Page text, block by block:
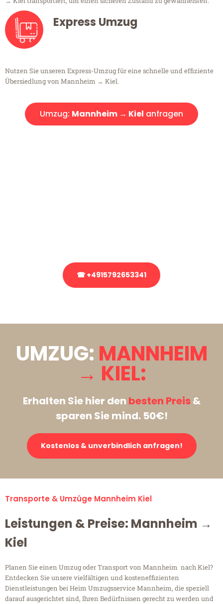
Express Umzug
Nutzen Sie unseren Express-Umzug für eine schnelle und effiziente
Übersiedlung von Mannheim → Kiel.
Umzug: Mannheim → Kiel anfragen
☎ +4915792653341
UMZUG: MANNHEIM
→ KIEL:
Erhalten Sie hier den besten Preis&
sparen Sie mind. 50€!
Kostenlos & unverbindlich anfragen!
Transporte & Umzüge Mannheim Kiel
Leistungen & Preise: Mannheim →
Kiel
Planen Sie einen Umzug oder Transport von Mannheim nach Kiel?
Entdecken Sie unsere vielfältigen und kosteneffizienten
Dienstleistungen bei Heim Umzugsservice Mannheim, die speziell
darauf ausgerichtet sind, Ihren Bedürfnissen gerecht zu werden und